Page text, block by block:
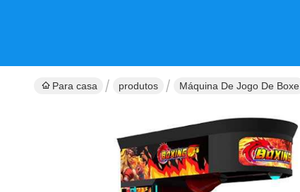
Para casa produtos Máquina De Jogo De Boxe